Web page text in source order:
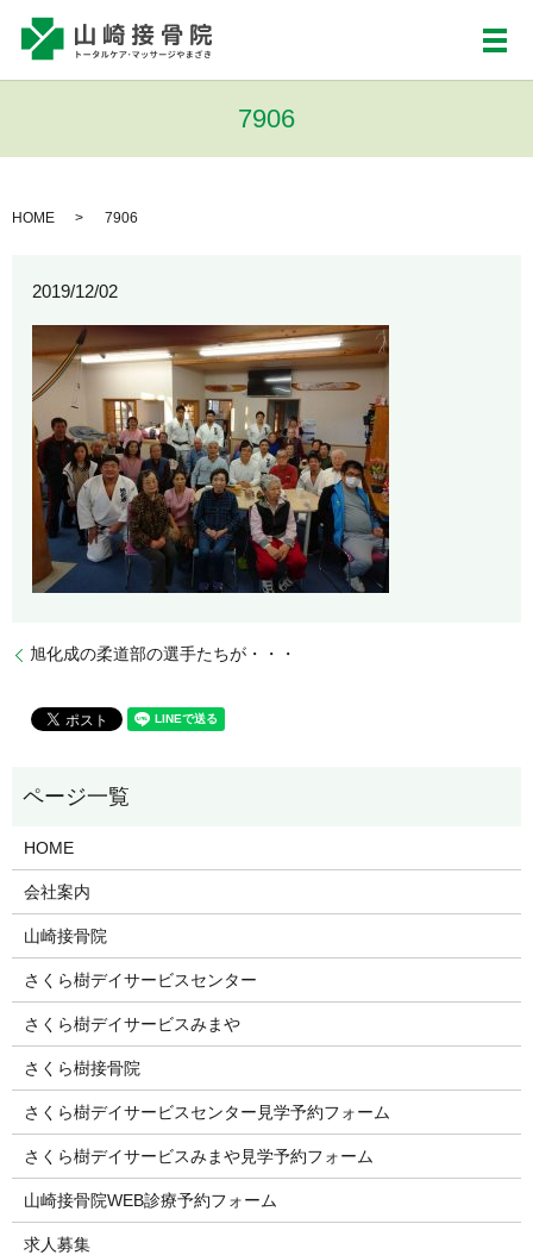
メ
7906
HOME 7906
2019/12/02
旭化成の柔道部の選手たちが・・・
HOME
会社案内
山崎接骨院
さくら樹デイサービスセンター
さくら樹デイサービスみまや
さくら樹接骨院
さくら樹デイサービスセンター見学予約フォーム
さくら樹デイサービスみまや見学予約フォーム
山崎接骨院WEB診療予約フォーム
求人募集